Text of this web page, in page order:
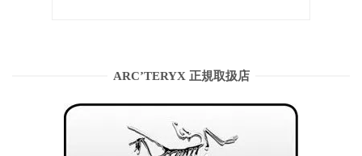
ARC’TERYX 正規取扱店